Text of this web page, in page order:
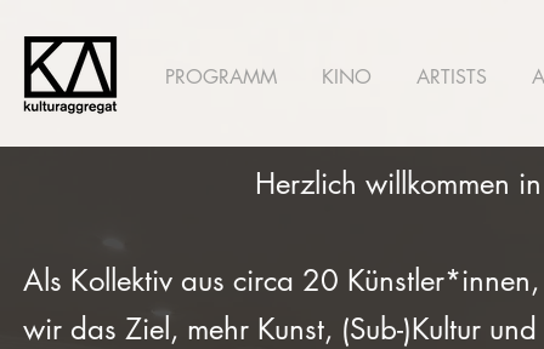
PROGRAMM KINO ARTISTS
Herzlich willkommen
Als Kollektiv aus circa 20
wir das Ziel, mehr Kunst, (Sub-)Kultur